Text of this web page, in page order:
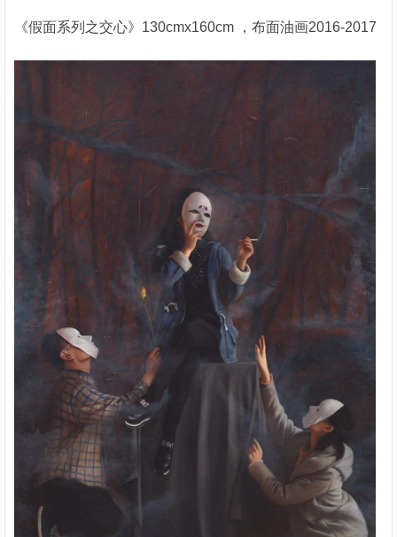
《假面系列之交心》130cmx160cm ，布面油画2016-2017